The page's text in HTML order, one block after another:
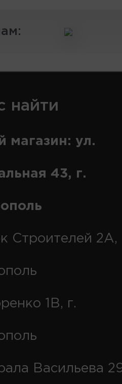
найти
магазин: ул.
43, г.
Строителей 2А,
1В, г.
Васильева